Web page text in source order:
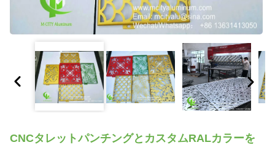
CNCタレットパンチングとカスタムRALカラーを